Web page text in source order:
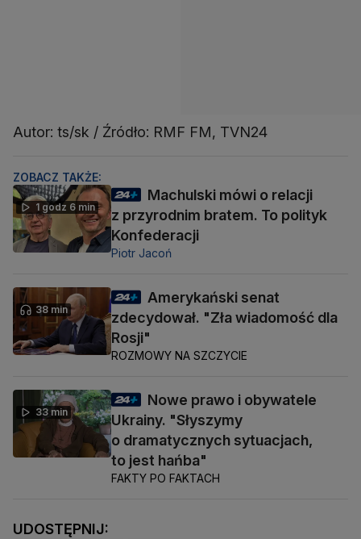
Autor: ts/sk / Źródło: RMF FM, TVN24
ZOBACZ TAKŻE:
1 godz 6 min
Machulski mówi o relacji
z przyrodnim bratem. To polityk
Konfederacji
Piotr Jacoń
38 min
Amerykański senat
zdecydował. "Zła wiadomość dla
Rosji"
ROZMOWY NA SZCZYCIE
33 min
Nowe prawo i obywatele
Ukrainy. "Słyszymy
o dramatycznych sytuacjach,
to jest hańba"
FAKTY PO FAKTACH
UDOSTĘPNIJ: